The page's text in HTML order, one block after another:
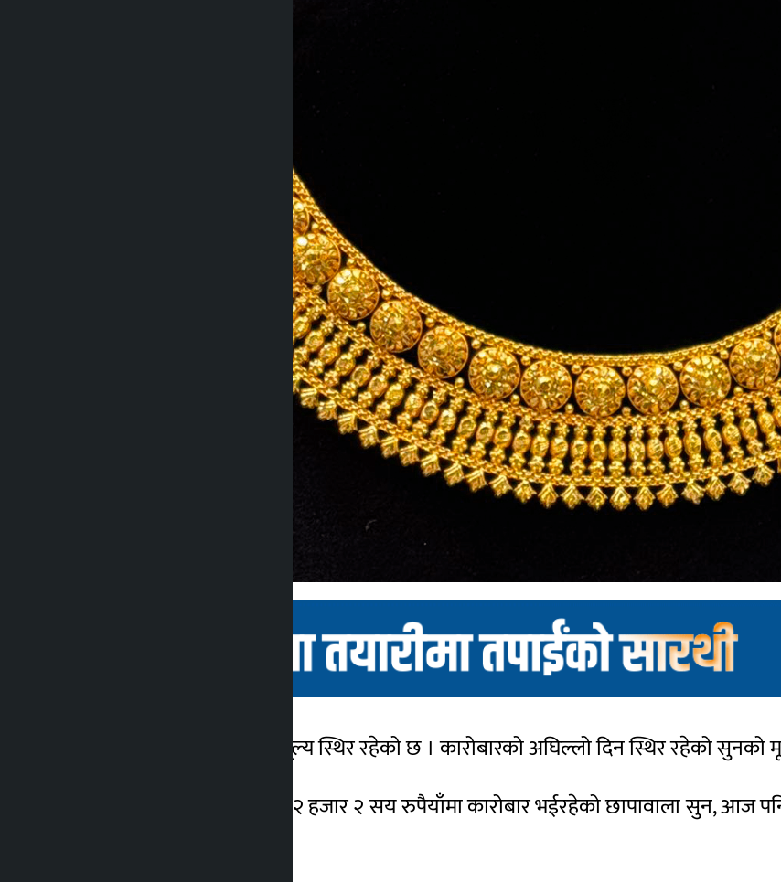
काठमाडौँ । बुधबार सुनको मूल्य स्थिर रहेको छ । कारोबारको अघिल्लो दिन स्थिर रहेको सुनको
मंगलबार प्रतितोला १ लाख ४२ हजार २ सय रुपैयाँमा कारोबार भईरहेको छापावाला सुन, आज